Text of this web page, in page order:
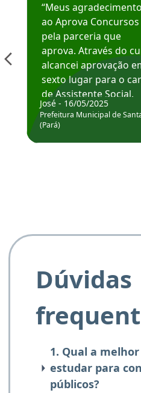
“Meus
ao Aprova Concursos
pela parceria que
aprova. Através do
alcancei aprovação
sexto lugar para o
de Assistente Social.
Hoje estou atuando na
Prefeitura de
José - 16/05/2025
Prefeitura Municipal de
(Pará)
Dúvidas
1. Qual a
estudar para
públicos?